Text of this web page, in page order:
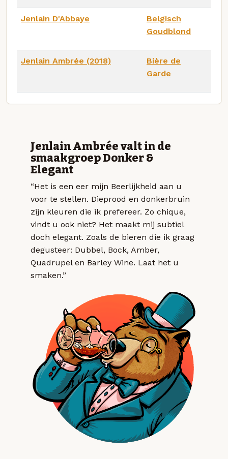
Jenlain D'Abbaye
Belgisch
Goudblond
Jenlain Ambrée (2018)
Bière de
Garde
Jenlain Ambrée valt in de
smaakgroep Donker &
Elegant
“Het is een eer mijn Beerlijkheid aan u
voor te stellen. Dieprood en donkerbruin
zijn kleuren die ik prefereer. Zo chique,
vindt u ook niet? Het maakt mij subtiel
doch elegant. Zoals de bieren die ik graag
degusteer: Dubbel, Bock, Amber,
Quadrupel en Barley Wine. Laat het u
smaken.”